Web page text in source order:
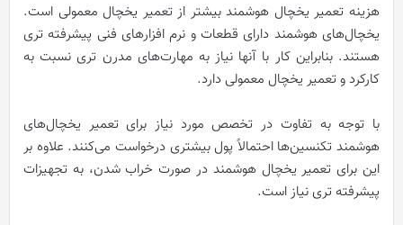
هزینه تعمیر یخچال هوشمند بیشتر از تعمیر یخچال معمولی است.
یخچال‌های هوشمند دارای قطعات و نرم افزارهای فنی پیشرفته تری
هستند. بنابراین کار با آنها نیاز به مهارت‌های مدرن تری نسبت به
کارکرد و تعمیر یخچال معمولی دارد.
با توجه به تفاوت در تخصص مورد نیاز برای تعمیر یخچال‌های
هوشمند تکنسین‌ها احتمالاً پول بیشتری درخواست می‌کنند. علاوه بر
این برای تعمیر یخچال هوشمند در صورت خراب شدن، به تجهیزات
پیشرفته تری نیاز است.